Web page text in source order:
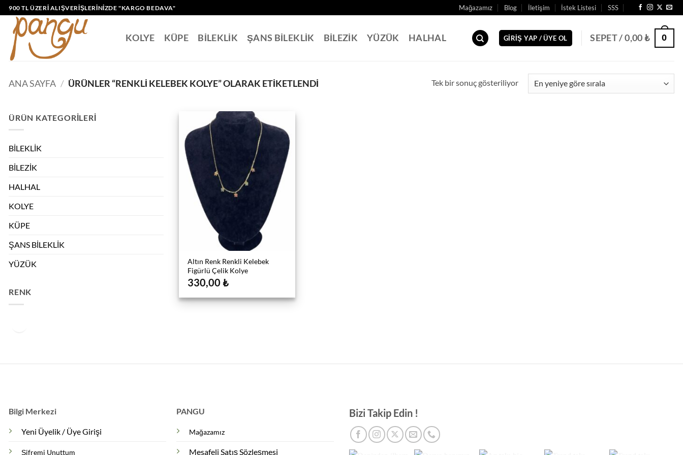
İçeriğe
atla
900 TL ÜZERI ALIŞVERIŞLERINIZDE "KARGO BEDAVA" Mağazamız Blog İletişim İstek Listesi SSS
KOLYE KÜPE BİLEKLİK ŞANS BİLEKLİK BİLEZİK YÜZÜK HALHAL GIRIŞ YAP / ÜYE OL SEPET /0,00₺ 0
ANA SAYFA / ÜRÜNLER “RENKLI KELEBEK KOLYE” OLARAK ETIKETLENDI Tek bir sonuç gösteriliyor
ÜRÜN KATEGORILERI
BİLEKLİK
BİLEZİK
HALHAL
KOLYE
KÜPE
ŞANS BİLEKLİK
YÜZÜK
RENK
Altın Renk Renkli Kelebek
Figürlü Çelik Kolye
330,00 ₺
Bilgi Merkezi
Yeni Üyelik / Üye Girişi
Şifremi Unuttum
PANGU
Mağazamız
Mesafeli Satış Sözleşmesi
Bizi Takip Edin !